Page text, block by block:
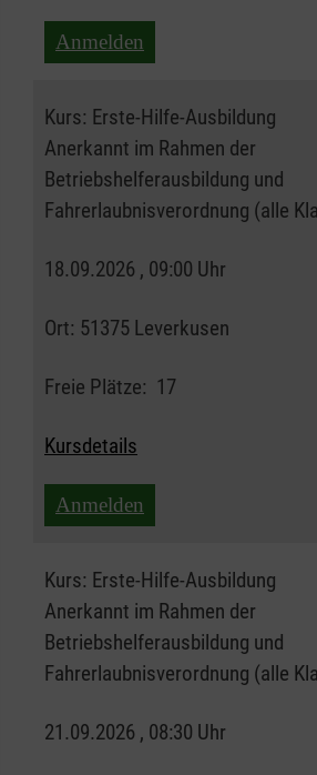
Anmelden
Kurs: Erste-Hilfe-Ausbildung
Anerkannt im Rahmen der
Betriebshelferausbildung und
Fahrerlaubnisverordnung (alle
18.09.2026 , 09:00 Uhr
Ort: 51375 Leverkusen
Freie Plätze: 17
Kursdetails
Anmelden
Kurs: Erste-Hilfe-Ausbildung
Anerkannt im Rahmen der
Betriebshelferausbildung und
Fahrerlaubnisverordnung (alle
21.09.2026 , 08:30 Uhr